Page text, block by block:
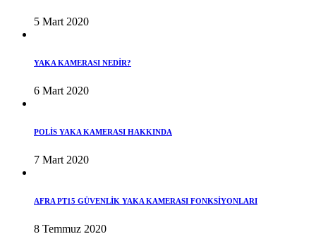
5 Mart 2020
YAKA KAMERASI NEDİR?
6 Mart 2020
POLİS YAKA KAMERASI HAKKINDA
7 Mart 2020
AFRA PT15 GÜVENLİK YAKA KAMERASI FONKSİYONLARI
8 Temmuz 2020